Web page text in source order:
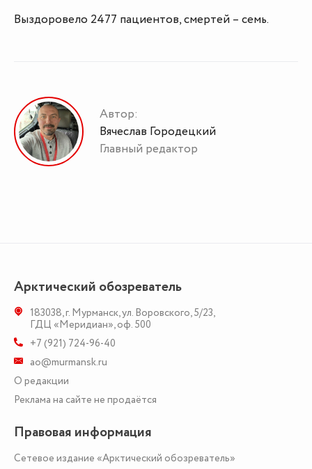
Выздоровело 2477 пациентов, смертей – семь.
Автор:
Вячеслав Городецкий
Главный редактор
Арктический обозреватель
183038,г. Мурманск,ул. Воровского, 5/23,
ГДЦ «Меридиан», оф. 500
+7 (921) 724-96-40
ao@murmansk.ru
О редакции
Реклама на сайте не продаётся
Правовая информация
Сетевое издание «Арктический обозреватель»